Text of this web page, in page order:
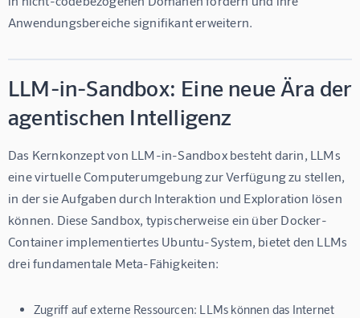
Anwendungsbereiche signifikant erweitern.
LLM-in-Sandbox: Eine neue Ära der
agentischen Intelligenz
Das Kernkonzept von LLM-in-Sandbox besteht darin, LLMs
eine virtuelle Computerumgebung zur Verfügung zu stellen,
in der sie Aufgaben durch Interaktion und Exploration lösen
können. Diese Sandbox, typischerweise ein über Docker-
Container implementiertes Ubuntu-System, bietet den LLMs
drei fundamentale Meta-Fähigkeiten:
Zugriff auf externe Ressourcen: LLMs können das Internet